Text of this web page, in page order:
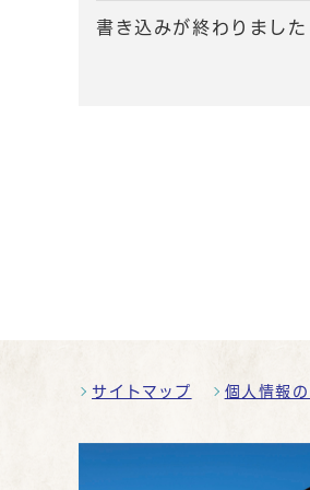
書き込みが終わりまし
サイトマップ 個人情報